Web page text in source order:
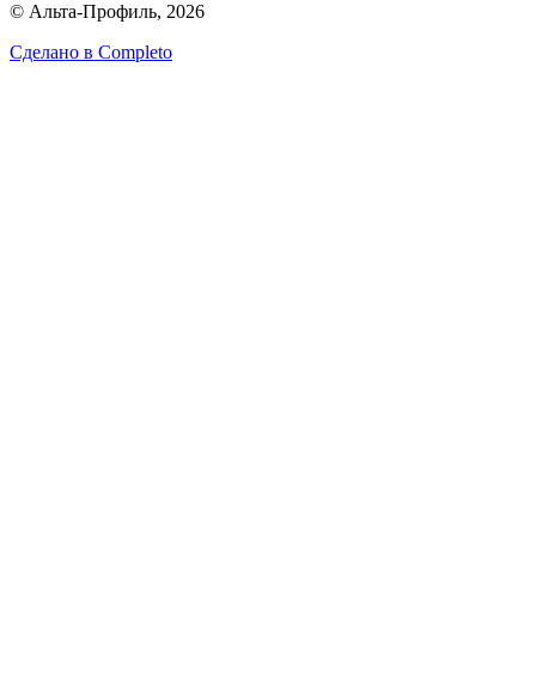
© Альта-Профиль, 2026
Сделано в Completo